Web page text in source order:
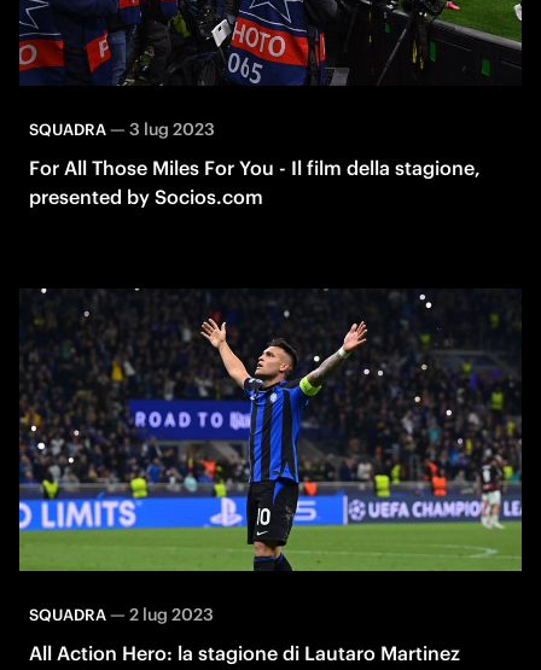
SQUADRA— 3 lug 2023
For All Those Miles For You - Il film della stagione,
presented by Socios.com
SQUADRA— 2 lug 2023
All Action Hero: la stagione di Lautaro Martinez